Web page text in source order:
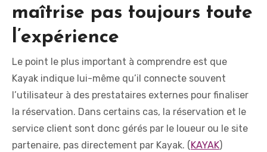
maîtrise pas toujours toute
l’expérience
Le point le plus important à comprendre est que
Kayak indique lui-même qu’il connecte souvent
l’utilisateur à des prestataires externes pour finaliser
la réservation. Dans certains cas, la réservation et le
service client sont donc gérés par le loueur ou le site
partenaire, pas directement par Kayak. (KAYAK)